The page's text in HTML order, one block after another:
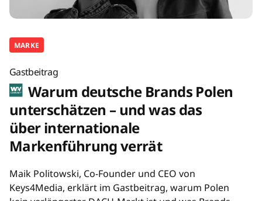
MARKE
Gastbeitrag
Warum deutsche Brands Polen
unterschätzen – und was das
über internationale
Markenführung verrät
Maik Politowski, Co-Founder und CEO von
Keys4Media, erklärt im Gastbeitrag, warum Polen